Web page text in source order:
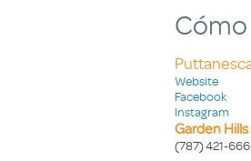
Cómo
Website
Facebook
Instagram
Garden Hills
(787) 421-